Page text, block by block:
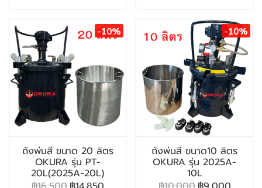
-10%
ถังพ่นสี ขนาด 20 ลิตร
OKURA รุ่น PT-
20L(2025A-20L)
-10%
ถังพ่นสี ขนาด10 ลิตร
OKURA รุ่น 2025A-
10L